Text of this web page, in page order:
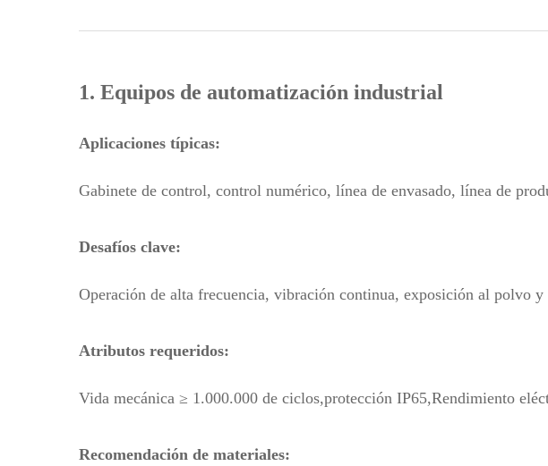
1. Equipos de automatización industrial
Aplicaciones típicas:
Gabinete de control, control numérico, línea de envasado, línea de
Desafíos clave:
Operación de alta frecuencia, vibración continua, exposición al polvo
Atributos requeridos:
Vida mecánica ≥ 1.000.000 de ciclos,protección IP65,Rendimiento
Recomendación de materiales: